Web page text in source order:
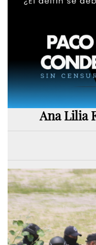
Ana Lilia